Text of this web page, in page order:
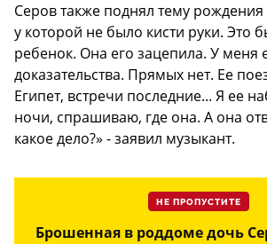
Серов также поднял тему
у которой не было кисти руки. Это
ребенок. Она его зацепила. У меня
доказательства. Прямых нет. Ее
Египет, встречи последние... Я ее
ночи, спрашиваю, где она. А она
какое дело?» - заявил музыкант.
НЕ ПРОПУСТИТЕ
Брошенная в роддоме дочь